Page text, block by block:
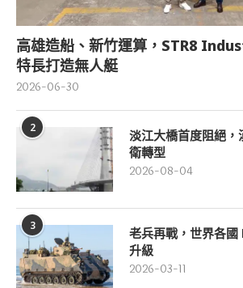
高雄造船、新竹運算，STR8
特長打造無人艇
2026-06-30
2
淡江大橋首度阻絕
衛轉型
2026-08-04
3
老兵再戰，世界各
升級
2026-03-11